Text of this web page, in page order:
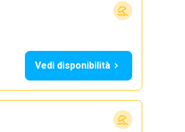
Vedi disponibilità